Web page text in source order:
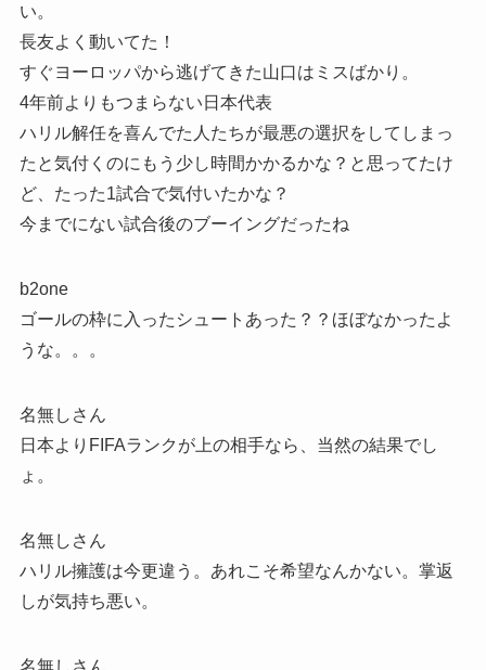
い。
長友よく動いてた！
すぐヨーロッパから逃げてきた山口はミスばかり。
4年前よりもつまらない日本代表
ハリル解任を喜んでた人たちが最悪の選択をしてしまっ
たと気付くのにもう少し時間かかるかな？と思ってたけ
ど、たった1試合で気付いたかな？
今までにない試合後のブーイングだったね
b2one
ゴールの枠に入ったシュートあった？？ほぼなかったよ
うな。。。
名無しさん
日本よりFIFAランクが上の相手なら、当然の結果でし
ょ。
名無しさん
ハリル擁護は今更違う。あれこそ希望なんかない。掌返
しが気持ち悪い。
名無しさん